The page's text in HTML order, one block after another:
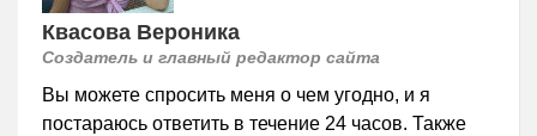
Квасова Вероника
Создатель и главный редактор сайта
Вы можете спросить меня о чем угодно, и я
постараюсь ответить в течение 24 часов. Также